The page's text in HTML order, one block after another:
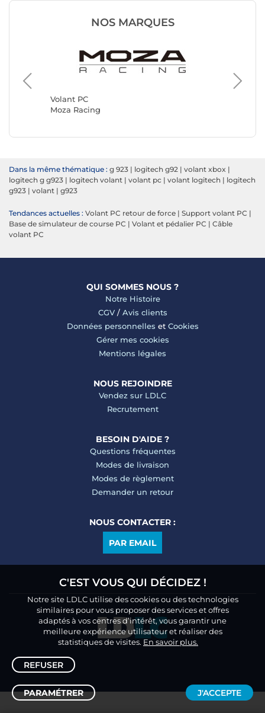
NOS MARQUES
Volant PC
Moza Racing
Volant
Simagic
Dans la même thématique : g 923 | logitech g92 | volant xbox |
logitech g g923 | logitech volant | volant pc | volant logitech | logitech
g923 | volant | g923
Tendances actuelles : Volant PC retour de force | Support volant PC |
Base de simulateur de course PC | Volant et pédalier PC | Câble
volant PC
QUI SOMMES NOUS ?
Notre Histoire
CGV/ Avis clients
Données personnelles et Cookies
Gérer mes cookies
Mentions légales
NOUS REJOINDRE
Vendez sur LDLC
Recrutement
BESOIN D'AIDE ?
Questions fréquentes
Modes de livraison
Modes de règlement
Demander un retour
NOUS CONTACTER :
PAR EMAIL
C'EST VOUS QUI DÉCIDEZ !
Notre site LDLC utilise des cookies ou des technologies
similaires pour vous proposer des services et offres
adaptés à vos centres d’intérêt, vous garantir une
meilleure expérience utilisateur et réaliser des
statistiques de visites. En savoir plus.
REFUSER
PARAMÉTRER J'ACCEPTE